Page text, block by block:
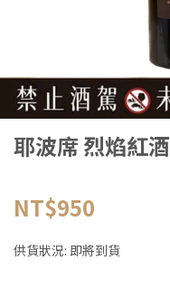
耶波席 烈焰紅酒
NT$950
供貨狀況: 即將到貨